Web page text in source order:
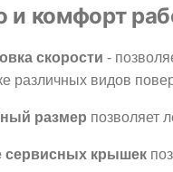
и комфорт
скорости -
различных видов
размер позволяет
сервисных крышек